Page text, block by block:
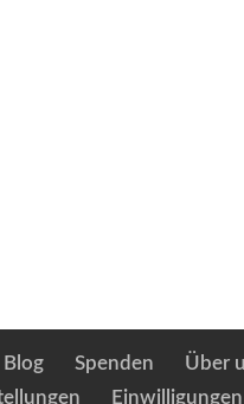
Blog Spenden Über